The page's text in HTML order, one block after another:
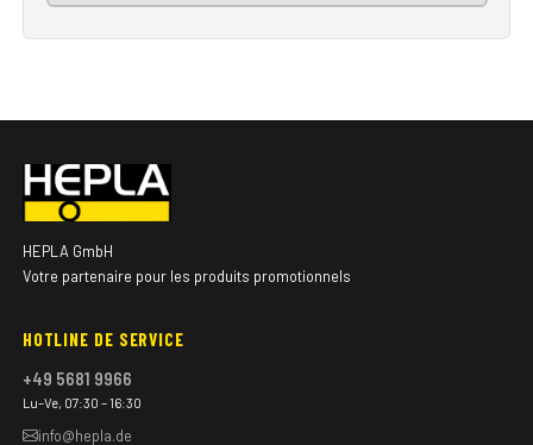
HEPLA GmbH
Votre partenaire pour les produits promotionnels
HOTLINE DE SERVICE
+49 5681 9966
Lu–Ve, 07:30 – 16:30
info@hepla.de